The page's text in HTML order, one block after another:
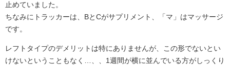
止めていました。
ちなみにトラッカーは、BとCがサプリメント、「マ」はマッサージ
です。
レフトタイプのデメリットは特にありませんが、この形でないとい
けないということもなく…、、1週間が横に並んでいる方がしっくり